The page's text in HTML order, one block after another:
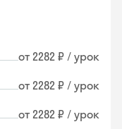
от 2282 ₽ / урок
от 2282 ₽ / урок
от 2282 ₽ / урок